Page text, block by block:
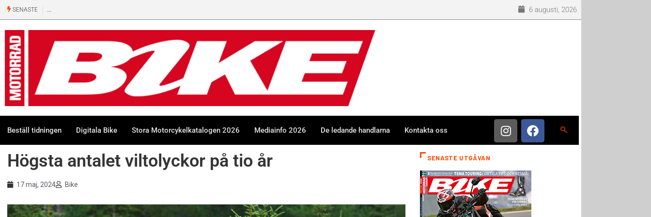
SENASTE
Ny
500-
retro
från
6 augusti, 2026
Beställ tidningen Digitala Bike Stora Motorcykelkatalogen 2026 Mediainfo 2026 De ledande handlarna Kontakta oss
Högsta antalet viltolyckor på tio år
17 maj, 2024 Bike
SENASTE UTGÅVAN